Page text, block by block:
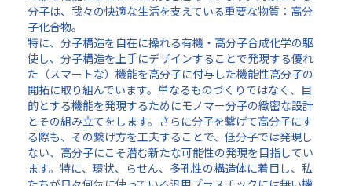
分子は、我々の快適な生活を支えている重要な物質：高分
子化合物。
特に、分子構造を自在に操れる有機・高分子合成化学の駆
使し、分子構造を上手にデザインすることで発現する優れ
た（スマートな）機能を高分子に付与した機能性高分子の
開拓に取り組んでいます。単なるものづくりではなく、目
的とする機能を発現するためにモノマー分子の緻密な設計
とその組み立てをします。さらに分子を繋げて高分子にす
る際も、その繋げ方を工夫することで、低分子では発現し
ない、高分子にこそ潜む新たな可能性の発現を目指してい
ます。特に、環状、らせん、多孔性の構造体に着目し、私